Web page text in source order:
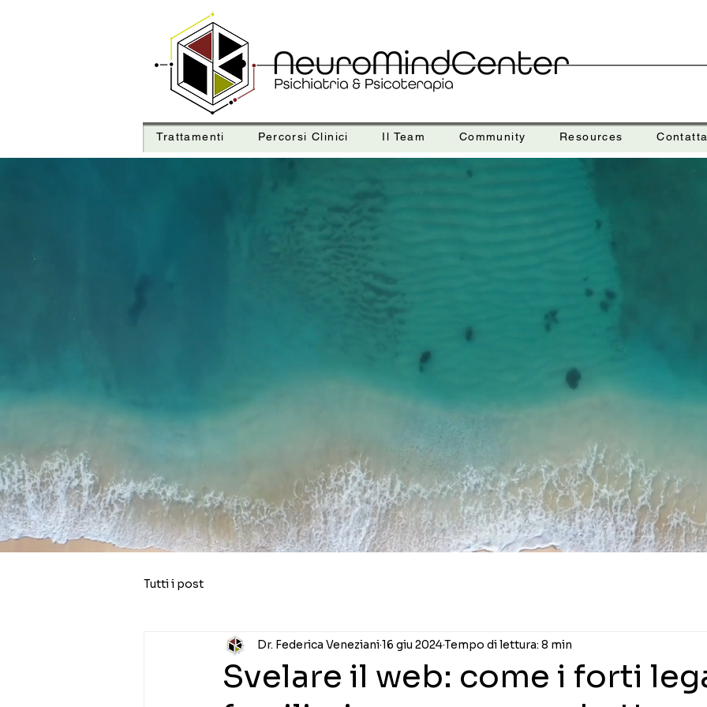
Trattamenti Percorsi Clinici Il Team Community Resources
Tutti i post
Svelare il web: come i forti
Dr. Federica Veneziani16 giu 2024Tempo di lettura: 8 min